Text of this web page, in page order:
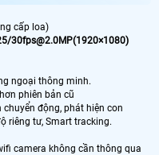
cấp loa)
30fps@2.0MP(1920×1080)
ngoại thông minh.
phiên bản cũ
động, phát hiện con
riêng tư, Smart tracking.
camera không cần thông qua